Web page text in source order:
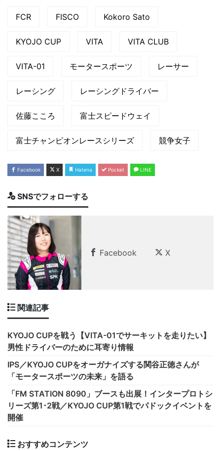
FCR FISCO Kokoro Sato
KYOJO CUP VITA VITA CLUB
VITA-01 モータースポーツ レーサー
レーシング レーシングドライバー
佐藤こころ 富士スピードウェイ
富士チャンピオンレースシリーズ 競争女子
Facebook X Hatena Pocket LINE
SNSでフォローする
Facebook X
関連記事
KYOJO CUPを戦う【VITA-01でサーキットを走りたい】
男性ドライバーのために耳寄り情報
IPS／KYOJO CUPをオーガナイズする関谷正徳さんが
「モータースポーツの未来」を語る
「FM STATION 8090」ブースも出展！インタープロトシ
リーズ第1･2戦／KYOJO CUP第1戦でパドックイベントを
開催
おすすめコンテンツ